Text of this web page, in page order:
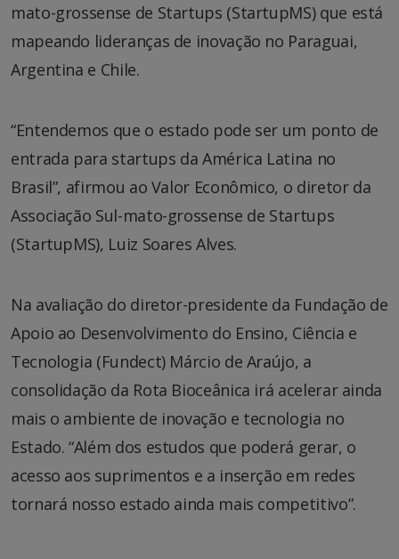
mato-grossense de Startups (StartupMS) que está
mapeando lideranças de inovação no Paraguai,
Argentina e Chile.
“Entendemos que o estado pode ser um ponto de
entrada para startups da América Latina no
Brasil”, afirmou ao Valor Econômico, o diretor da
Associação Sul-mato-grossense de Startups
(StartupMS), Luiz Soares Alves.
Na avaliação do diretor-presidente da Fundação de
Apoio ao Desenvolvimento do Ensino, Ciência e
Tecnologia (Fundect) Márcio de Araújo, a
consolidação da Rota Bioceânica irá acelerar ainda
mais o ambiente de inovação e tecnologia no
Estado. “Além dos estudos que poderá gerar, o
acesso aos suprimentos e a inserção em redes
tornará nosso estado ainda mais competitivo”.